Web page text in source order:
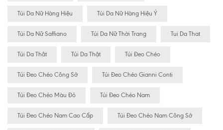
Túi Da Nữ Hàng Hiệu Túi Da Nữ Hàng Hiệu Ý
Túi Da Nữ Saffiano Túi Da Nữ Thời Trang Tui Da That
Túi Da Thât Túi Da Thật Túi Đeo Chéo
Túi Đeo Chéo Công Sở Túi Đeo Chéo Gianni Conti
Túi Đeo Chéo Màu Đỏ Túi Đeo Chéo Nam
Túi Đeo Chéo Nam Cao Cấp Túi Đeo Chéo Nam Công Sở